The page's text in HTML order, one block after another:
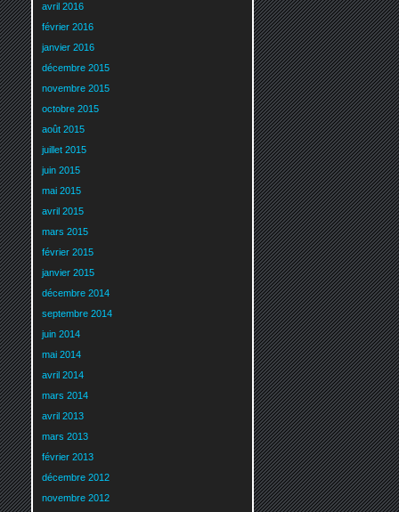
avril 2016
février 2016
janvier 2016
décembre 2015
novembre 2015
octobre 2015
août 2015
juillet 2015
juin 2015
mai 2015
avril 2015
mars 2015
février 2015
janvier 2015
décembre 2014
septembre 2014
juin 2014
mai 2014
avril 2014
mars 2014
avril 2013
mars 2013
février 2013
décembre 2012
novembre 2012